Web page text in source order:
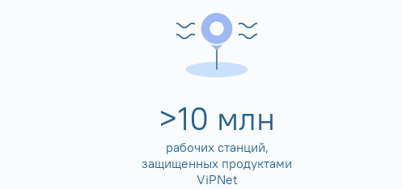
>10 млн
рабочих станций,
защищенных продуктами
ViPNet